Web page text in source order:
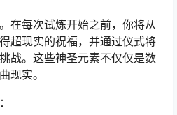
在每次试炼开始之前，你将从
超现实的祝福，并通过仪式将
战。这些神圣元素不仅仅是数
现实。